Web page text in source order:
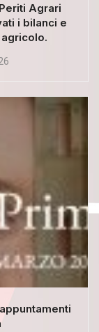
Agrari
i bilanci e